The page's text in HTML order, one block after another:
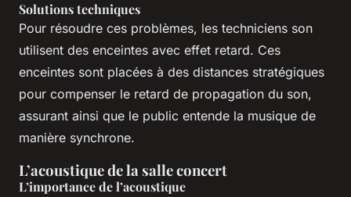
Solutions techniques
Pour résoudre ces problèmes, les techniciens son
utilisent des enceintes avec effet retard. Ces
enceintes sont placées à des distances stratégiques
pour compenser le retard de propagation du son,
assurant ainsi que le public entende la musique de
manière synchrone.
L’acoustique de la salle concert
L’importance de l’acoustique